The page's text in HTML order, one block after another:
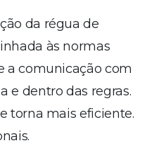
da régua de
às normas
a comunicação com
e dentro das regras.
torna mais eficiente.